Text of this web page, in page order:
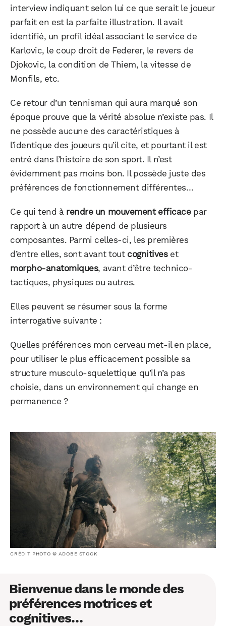
interview indiquant selon lui ce que serait le joueur
parfait en est la parfaite illustration. Il avait
identifié, un profil idéal associant le service de
Karlovic, le coup droit de Federer, le revers de
Djokovic, la condition de Thiem, la vitesse de
Monfils, etc.
Ce retour d’un tennisman qui aura marqué son
époque prouve que la vérité absolue n’existe pas. Il
ne possède aucune des caractéristiques à
l’identique des joueurs qu’il cite, et pourtant il est
entré dans l’histoire de son sport. Il n’est
évidemment pas moins bon. Il possède juste des
préférences de fonctionnement différentes…
Ce qui tend à rendre un mouvement efficacepar
rapport à un autre dépend de plusieurs
composantes. Parmi celles-ci, les premières
d’entre elles, sont avant tout cognitiveset
morpho-anatomiques, avant d’être technico-
tactiques, physiques ou autres.
Elles peuvent se résumer sous la forme
interrogative suivante :
Quelles préférences mon cerveau met-il en place,
pour utiliser le plus efficacement possible sa
structure musculo-squelettique qu’il n’a pas
choisie, dans un environnement qui change en
permanence ?
CRÉDIT PHOTO © ADOBE STOCK
Bienvenue dans le monde des
préférences motrices et
cognitives…